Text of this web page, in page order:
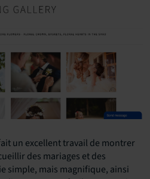
un excellent travail de montrer
des mariages et des
simple, mais magnifique, ainsi